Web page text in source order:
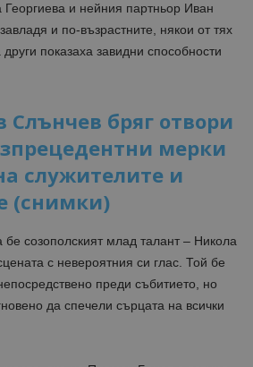
Георгиева и нейния партньор Иван
и по-възрастните, някои от тях
показаха завидни способности
Слънчев бряг отвори
мерки
служителите и
(снимки)
бе созополският млад талант – Никола
с невероятния си глас. Той бе
преди събитието, но
да спечели сърцата на всички